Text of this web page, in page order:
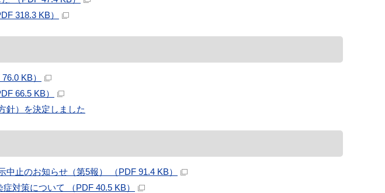
318.3 KB）
KB）
66.5 KB）
針）を決定しました
止のお知らせ（第5報） （PDF 91.4 KB）
対策について （PDF 40.5 KB）